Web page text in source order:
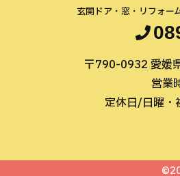
玄関ドア・窓・リフォー
〒790-0932 愛媛
営業
定休日/日曜・